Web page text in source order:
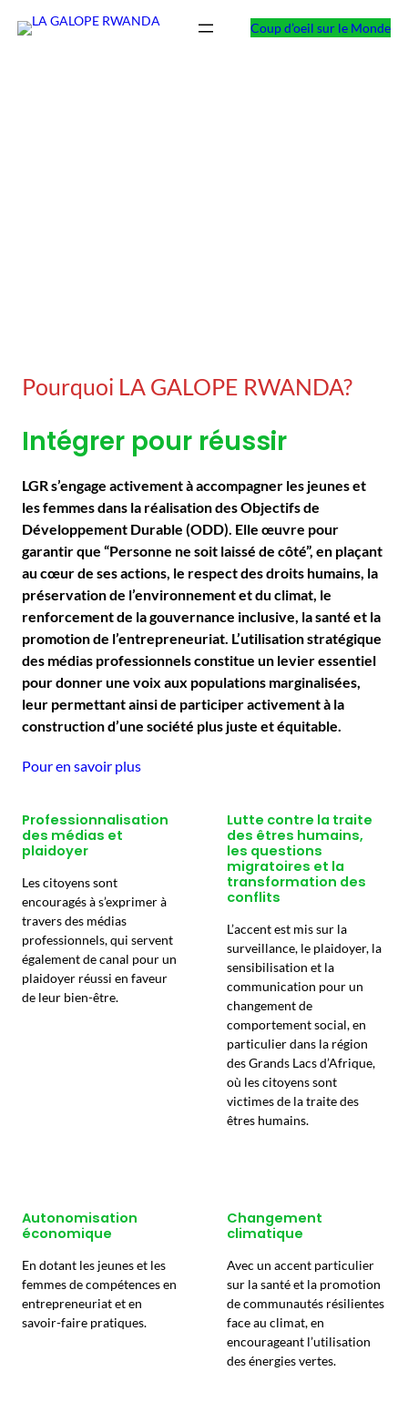
Skip
to
Coup d’oeil sur le Monde
Pourquoi LA GALOPE RWANDA?
Intégrer pour réussir
LGR s’engage activement à accompagner les jeunes et
les femmes dans la réalisation des Objectifs de
Développement Durable (ODD). Elle œuvre pour
garantir que “Personne ne soit laissé de côté”, en plaçant
au cœur de ses actions, le respect des droits humains, la
préservation de l’environnement et du climat, le
renforcement de la gouvernance inclusive, la santé et la
promotion de l’entrepreneuriat. L’utilisation stratégique
des médias professionnels constitue un levier essentiel
pour donner une voix aux populations marginalisées,
leur permettant ainsi de participer activement à la
construction d’une société plus juste et équitable.
Pour en savoir plus
Professionnalisation
des médias et
plaidoyer
Les citoyens sont
encouragés à s’exprimer à
travers des médias
professionnels, qui servent
également de canal pour un
plaidoyer réussi en faveur
de leur bien-être.
Lutte contre la traite
des êtres humains,
les questions
migratoires et la
transformation des
conflits
L’accent est mis sur la
surveillance, le plaidoyer, la
sensibilisation et la
communication pour un
changement de
comportement social, en
particulier dans la région
des Grands Lacs d’Afrique,
où les citoyens sont
victimes de la traite des
êtres humains.
Autonomisation
économique
En dotant les jeunes et les
femmes de compétences en
entrepreneuriat et en
savoir-faire pratiques.
Changement
climatique
Avec un accent particulier
sur la santé et la promotion
de communautés résilientes
face au climat, en
encourageant l’utilisation
des énergies vertes.